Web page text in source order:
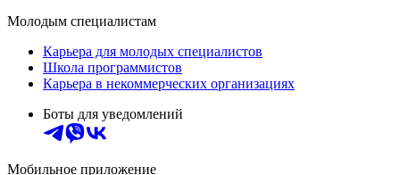
Молодым специалистам
Карьера для молодых специалистов
Школа программистов
Карьера в некоммерческих организациях
Боты для уведомлений
Мобильное приложение